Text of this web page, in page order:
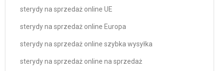
sterydy na sprzedaż online UE
sterydy na sprzedaż online Europa
sterydy na sprzedaż online szybka wysyłka
sterydy na sprzedaż online na sprzedaż